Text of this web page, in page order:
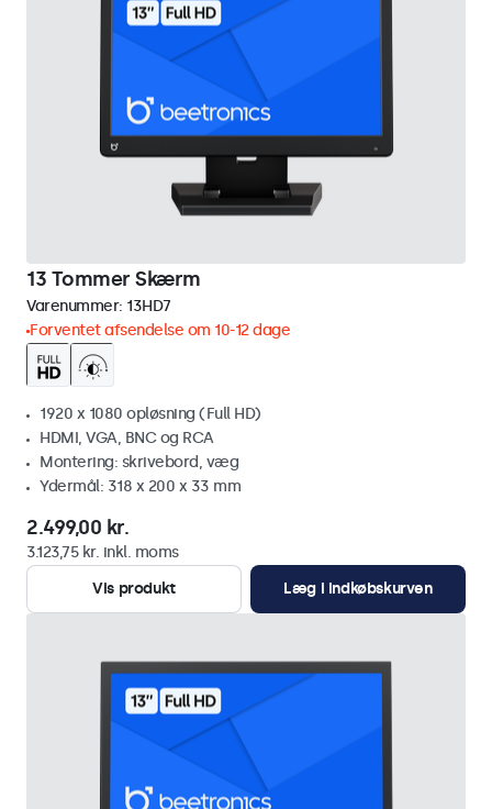
13 Tommer Skærm
Varenummer: 13HD7
Forventet afsendelse om 10-12 dage
1920 x 1080 opløsning (Full HD)
HDMI, VGA, BNC og RCA
Montering: skrivebord, væg
Ydermål: 318 x 200 x 33 mm
2.499,00 kr.
3.123,75 kr. inkl. moms
Vis produkt
Læg i indkøbskurven